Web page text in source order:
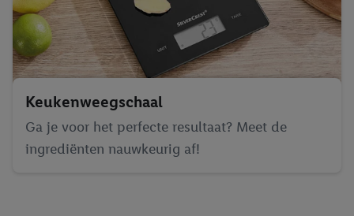
Keukenweegschaal
Ga je voor het perfecte resultaat? Meet de
ingrediënten nauwkeurig af!